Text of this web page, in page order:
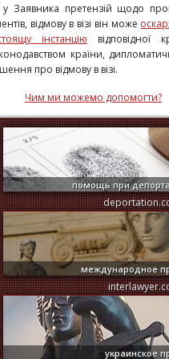
у Заявника претензій щодо
відмову в візі він може
інстанцію відповідної
країни,
про відмову в візі.
Чим ми можемо допомогти?
помощь при
международное
украинское